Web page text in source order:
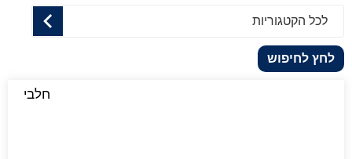
לכל הקטגוריות
לחץ לחיפוש
חלבי